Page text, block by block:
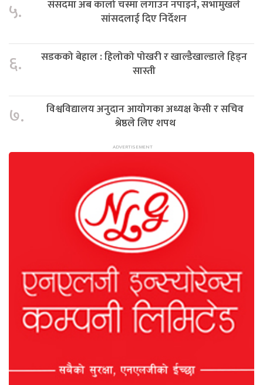
५.
संसदमा अब कालो चस्मा लगाउन नपाइने, सभामुखले
सांसदलाई दिए निर्देशन
६.
सडकको बेहाल : हिलोको पोखरी र खाल्डैखाल्डाले हिड्न
सास्ती
७.
विश्वविद्यालय अनुदान आयोगका अध्यक्ष केसी र सचिव
श्रेष्ठले लिए शपथ